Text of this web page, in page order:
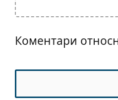
Коментари